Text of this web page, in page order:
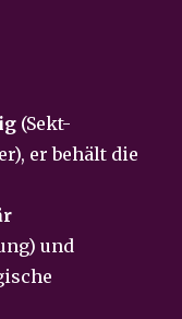
(Sekt-
er behält die
und